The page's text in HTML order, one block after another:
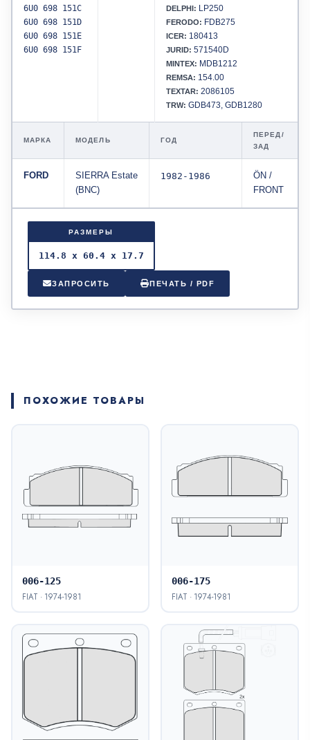
6U0 698 151C
6U0 698 151D
6U0 698 151E
6U0 698 151F
DELPHI: LP250
FERODO: FDB275
ICER: 180413
JURID: 571540D
MINTEX: MDB1212
REMSA: 154.00
TEXTAR: 2086105
TRW: GDB473, GDB1280
МАРКА МОДЕЛЬ ГОД
ПЕРЕД/
ЗАД
FORD
SIERRA Estate
(BNC)
1982-1986
ÖN /
FRONT
РАЗМЕРЫ
114.8 x 60.4 x 17.7
ЗАПРОСИТЬ ПЕЧАТЬ / PDF
ПОХОЖИЕ ТОВАРЫ
006-125
FIAT · 1974-1981
006-175
FIAT · 1974-1981